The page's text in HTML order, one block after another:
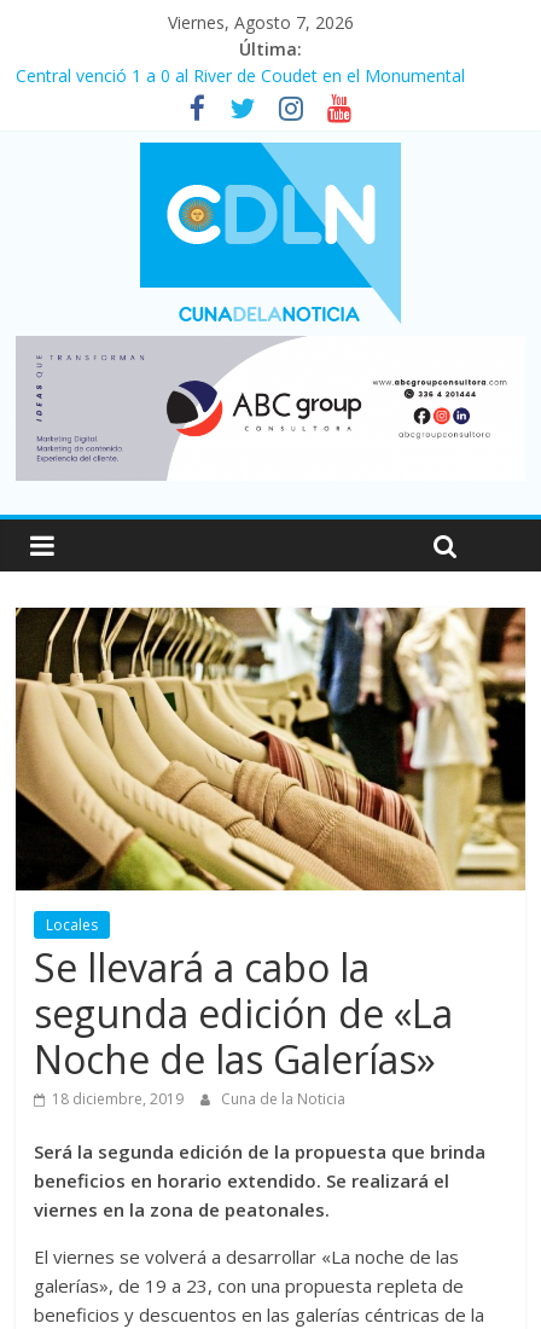
Viernes, Agosto 7, 2026
Última:
Central venció 1 a 0 al River de Coudet en el Monumental
La morosidad alcanzó su nivel más alto en dos décadas y ya
afecta a 400 mil deudores en Santa Fe
Desde que asumió Milei cerraron 41.000 kioscos: el sector
denuncia crisis como en 2001
Vacaciones de invierno con más movimiento y consumo
turístico: 4,6 millones de personas viajaron por el país, un 5,9%
Fuerte caída de la venta de autos usados en julio: bajó un 12,6%
Locales
Se llevará a cabo la
segunda edición de «La
Noche de las Galerías»
18 diciembre, 2019 Cuna de la Noticia
Será la segunda edición de la propuesta que brinda
beneficios en horario extendido. Se realizará el
viernes en la zona de peatonales.
El viernes se volverá a desarrollar «La noche de las
galerías», de 19 a 23, con una propuesta repleta de
beneficios y descuentos en las galerías céntricas de la